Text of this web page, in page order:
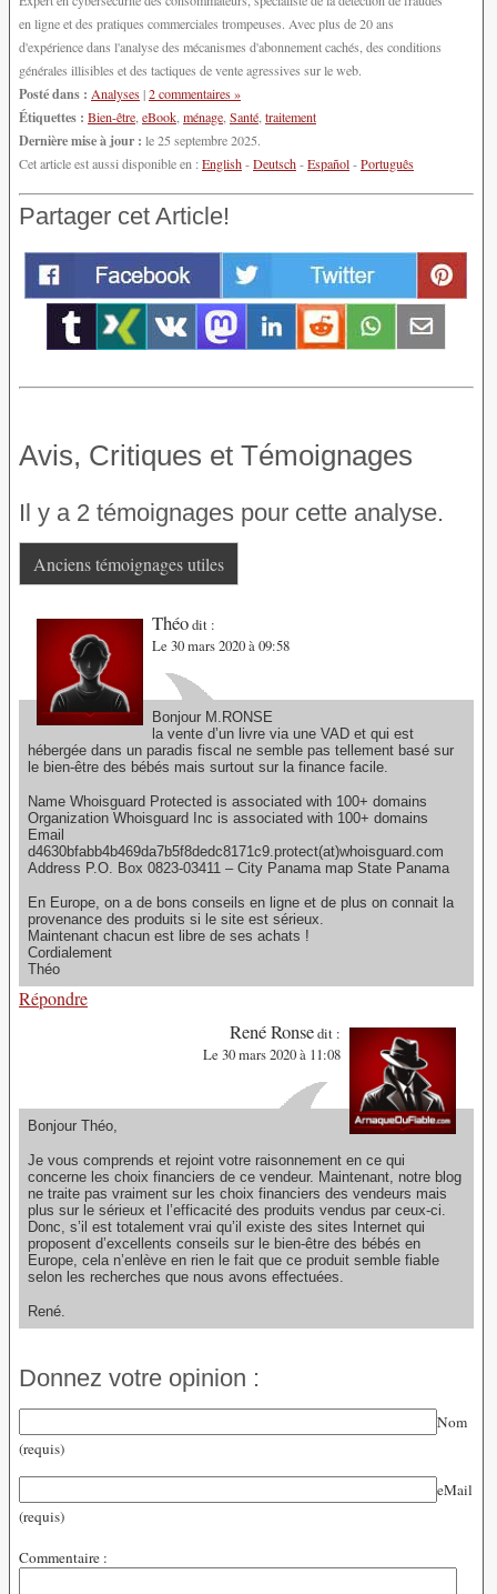
en ligne et des pratiques commerciales trompeuses. Avec plus de 20 ans
d'expérience dans l'analyse des mécanismes d'abonnement cachés, des conditions
générales illisibles et des tactiques de vente agressives sur le web.
Posté dans : Analyses|2 commentaires »
Étiquettes : Bien-être,eBook,ménage,Santé,traitement
Dernière mise à jour : le 25 septembre 2025.
Cet article est aussi disponible en :English-Deutsch-Español-Português
Partager cet Article!
Avis, Critiques et Témoignages
Il y a 2 témoignages pour cette analyse.
Anciens témoignages utiles
Théodit :
Le 30 mars 2020 à 09:58
Bonjour M.RONSE
la vente d’un livre via une VAD et qui est
hébergée dans un paradis fiscal ne semble pas tellement basé sur
le bien-être des bébés mais surtout sur la finance facile.
Name Whoisguard Protected is associated with 100+ domains
Organization Whoisguard Inc is associated with 100+ domains
Email
d4630bfabb4b469da7b5f8dedc8171c9.protect(at)whoisguard.com
Address P.O. Box 0823-03411 – City Panama map State Panama
En Europe, on a de bons conseils en ligne et de plus on connait la
provenance des produits si le site est sérieux.
Maintenant chacun est libre de ses achats !
Cordialement
Théo
Répondre
René Ronsedit :
Le 30 mars 2020 à 11:08
Bonjour Théo,
Je vous comprends et rejoint votre raisonnement en ce qui
concerne les choix financiers de ce vendeur. Maintenant, notre blog
ne traite pas vraiment sur les choix financiers des vendeurs mais
plus sur le sérieux et l’efficacité des produits vendus par ceux-ci.
Donc, s’il est totalement vrai qu’il existe des sites Internet qui
proposent d’excellents conseils sur le bien-être des bébés en
Europe, cela n’enlève en rien le fait que ce produit semble fiable
selon les recherches que nous avons effectuées.
René.
Donnez votre opinion :
Nom
(requis)
eMail
(requis)
Commentaire :